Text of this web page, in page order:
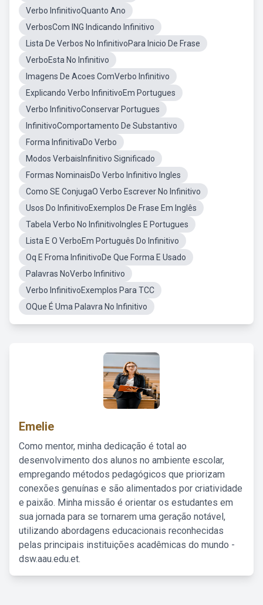
Verbo InfinitivoQuanto Ano
VerbosCom ING Indicando Infinitivo
Lista De Verbos No InfinitivoPara Inicio De Frase
VerboEsta No Infinitivo
Imagens De Acoes ComVerbo Infinitivo
Explicando Verbo InfinitivoEm Portugues
Verbo InfinitivoConservar Portugues
InfinitivoComportamento De Substantivo
Forma InfinitivaDo Verbo
Modos VerbaisInfinitivo Significado
Formas NominaisDo Verbo Infinitivo Ingles
Como SE ConjugaO Verbo Escrever No Infinitivo
Usos Do InfinitivoExemplos De Frase Em Inglês
Tabela Verbo No InfinitivoIngles E Portugues
Lista E O VerboEm Português Do Infinitivo
Oq E Froma InfinitivoDe Que Forma E Usado
Palavras NoVerbo Infinitivo
Verbo InfinitivoExemplos Para TCC
OQue É Uma Palavra No Infinitivo
Emelie
Como mentor, minha dedicação é total ao
desenvolvimento dos alunos no ambiente escolar,
empregando métodos pedagógicos que priorizam
conexões genuínas e são alimentados por criatividade
e paixão. Minha missão é orientar os estudantes em
sua jornada para se tornarem uma geração notável,
utilizando abordagens educacionais reconhecidas
pelas principais instituições acadêmicas do mundo -
dsw.aau.edu.et.